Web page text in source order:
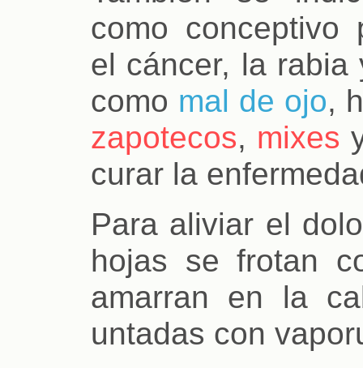
como conceptivo
el cáncer, la rabia
como mal de ojo,
zapotecos, mixes
curar la
Para aliviar el
hojas se frotan
amarran en la
untadas con